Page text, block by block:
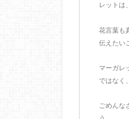
レットは
花言葉も
伝えたい
マーガレ
ではなく
ごめんな